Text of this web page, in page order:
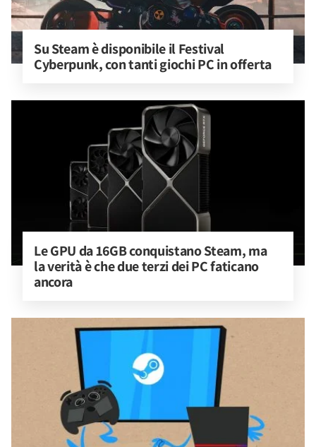
Su Steam è disponibile il Festival
Cyberpunk, con tanti giochi PC in offerta
Le GPU da 16GB conquistano Steam, ma
la verità è che due terzi dei PC faticano
ancora